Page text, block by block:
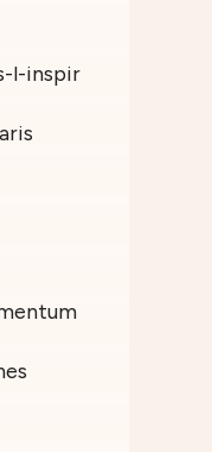
l-inspir